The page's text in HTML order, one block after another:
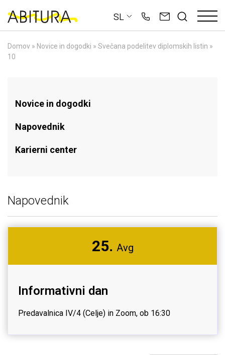
content
SL
Domov » Novice in dogodki » Svečana podelitev diplomskih listin »
10
Novice in dogodki
Napovednik
Karierni center
Napovednik
25. Avg
Informativni dan
Predavalnica IV/4 (Celje) in Zoom, ob 16:30